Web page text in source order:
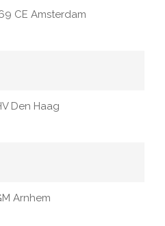
CE Amsterdam
Den Haag
Arnhem